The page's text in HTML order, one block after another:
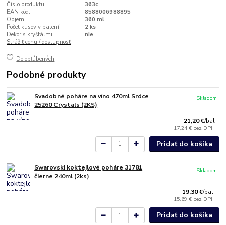
Číslo produktu:
363c
EAN kód:
8588006988895
Objem:
360 ml
Počet kusov v balení:
2 ks
Dekor s kryštálmi:
nie
Strážiť cenu / dostupnosť
Do obľúbených
Podobné produkty
Svadobné poháre na víno 470ml Srdce
25260 Crystals (2KS)
21,20 €/bal
17,24 € bez DPH
Skladom
Pridať do košíka
Swarovski koktejlové poháre 31781
čierne 240ml (2ks)
19,30 €/bal.
15,69 € bez DPH
Skladom
Pridať do košíka